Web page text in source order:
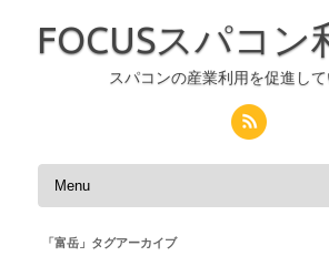
FOCUSスパコン
スパコンの産業利用を促進して
コンテンツへスキップ
「富岳 」タグアーカイブ